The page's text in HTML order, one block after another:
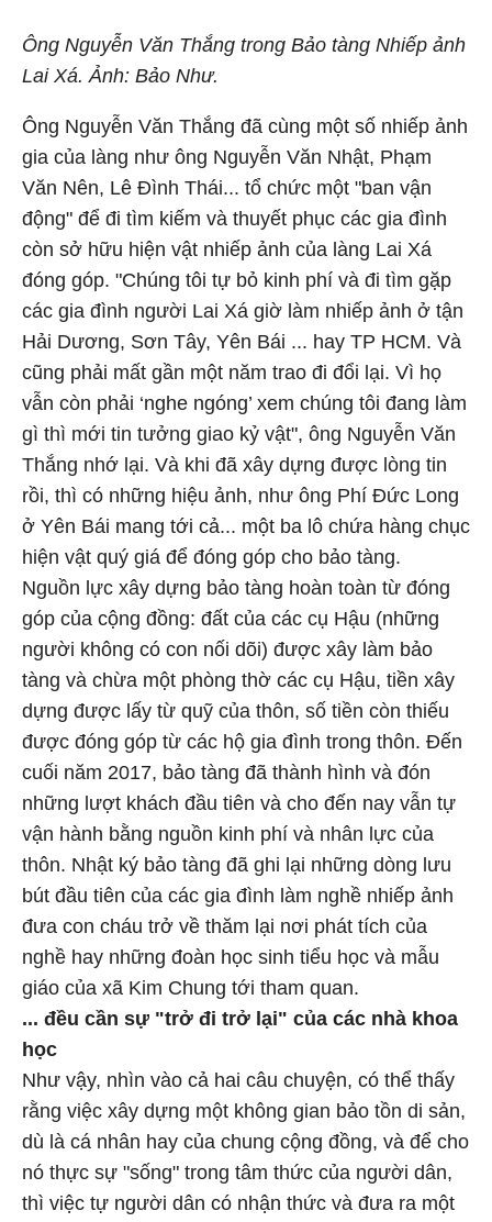
Ông Nguyễn Văn Thắng trong Bảo tàng Nhiếp ảnh
Lai Xá. Ảnh: Bảo Như.
Ông Nguyễn Văn Thắng đã cùng một số nhiếp ảnh
gia của làng như ông Nguyễn Văn Nhật, Phạm
Văn Nên, Lê Đình Thái... tổ chức một "ban vận
động" để đi tìm kiếm và thuyết phục các gia đình
còn sở hữu hiện vật nhiếp ảnh của làng Lai Xá
đóng góp. "Chúng tôi tự bỏ kinh phí và đi tìm gặp
các gia đình người Lai Xá giờ làm nhiếp ảnh ở tận
Hải Dương, Sơn Tây, Yên Bái ... hay TP HCM. Và
cũng phải mất gần một năm trao đi đổi lại. Vì họ
vẫn còn phải ‘nghe ngóng’ xem chúng tôi đang làm
gì thì mới tin tưởng giao kỷ vật", ông Nguyễn Văn
Thắng nhớ lại. Và khi đã xây dựng được lòng tin
rồi, thì có những hiệu ảnh, như ông Phí Đức Long
ở Yên Bái mang tới cả... một ba lô chứa hàng chục
hiện vật quý giá để đóng góp cho bảo tàng.
Nguồn lực xây dựng bảo tàng hoàn toàn từ đóng
góp của cộng đồng: đất của các cụ Hậu (những
người không có con nối dõi) được xây làm bảo
tàng và chừa một phòng thờ các cụ Hậu, tiền xây
dựng được lấy từ quỹ của thôn, số tiền còn thiếu
được đóng góp từ các hộ gia đình trong thôn. Đến
cuối năm 2017, bảo tàng đã thành hình và đón
những lượt khách đầu tiên và cho đến nay vẫn tự
vận hành bằng nguồn kinh phí và nhân lực của
thôn. Nhật ký bảo tàng đã ghi lại những dòng lưu
bút đầu tiên của các gia đình làm nghề nhiếp ảnh
đưa con cháu trở về thăm lại nơi phát tích của
nghề hay những đoàn học sinh tiểu học và mẫu
giáo của xã Kim Chung tới tham quan.
... đều cần sự "trở đi trở lại" của các nhà khoa
học
Như vậy, nhìn vào cả hai câu chuyện, có thể thấy
rằng việc xây dựng một không gian bảo tồn di sản,
dù là cá nhân hay của chung cộng đồng, và để cho
nó thực sự "sống" trong tâm thức của người dân,
thì việc tự người dân có nhận thức và đưa ra một